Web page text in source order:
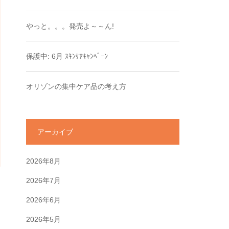
やっと。。。発売よ～～ん!
保護中: 6月 ｽｷﾝｹｱｷｬﾝﾍﾟｰﾝ
オリゾンの集中ケア品の考え方
アーカイブ
2026年8月
2026年7月
2026年6月
2026年5月